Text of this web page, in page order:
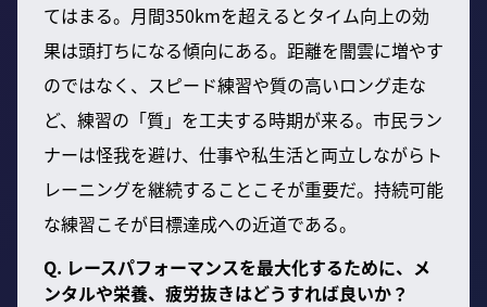
てはまる。月間350kmを超えるとタイム向上の効
果は頭打ちになる傾向にある。距離を闇雲に増やす
のではなく、スピード練習や質の高いロング走な
ど、練習の「質」を工夫する時期が来る。市民ラン
ナーは怪我を避け、仕事や私生活と両立しながらト
レーニングを継続することこそが重要だ。持続可能
な練習こそが目標達成への近道である。
Q. レースパフォーマンスを最大化するために、メ
ンタルや栄養、疲労抜きはどうすれば良いか？